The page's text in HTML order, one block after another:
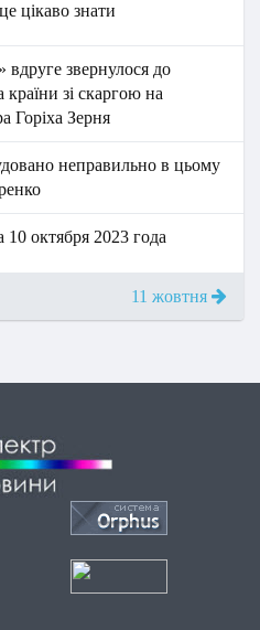
цікаво знати
звернулося до
зі скаргою на
Горіха Зерня
неправильно в цьому
10 октября 2023 года
11 жовтня